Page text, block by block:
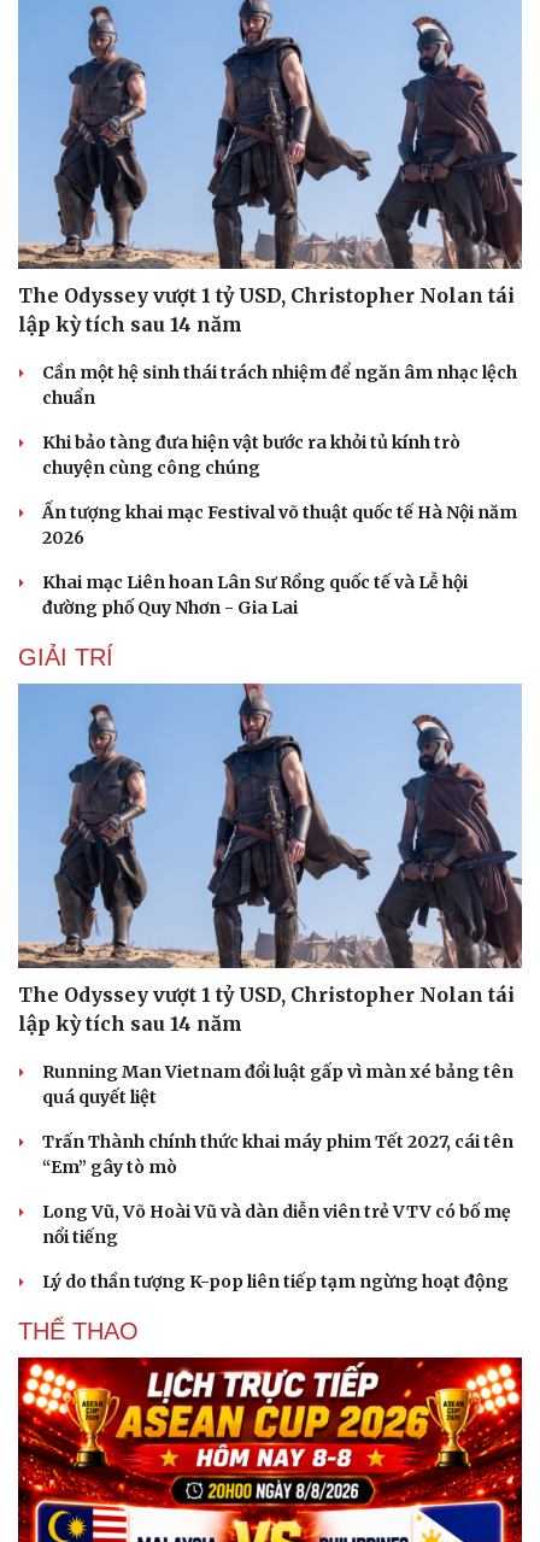
Săn Tour
check-in
Câu chuyện thời sự
Đọc truyện đêm khuya
Cửa sổ tình yêu
Kể chuyện cho bé
Hạt giống tâm hồn
The Odyssey vượt 1 tỷ USD, Christopher Nolan tái
lập kỳ tích sau 14 năm
Cần một hệ sinh thái trách nhiệm để ngăn âm nhạc lệch
chuẩn
Khi bảo tàng đưa hiện vật bước ra khỏi tủ kính trò
chuyện cùng công chúng
Ấn tượng khai mạc Festival võ thuật quốc tế Hà Nội năm
2026
Khai mạc Liên hoan Lân Sư Rồng quốc tế và Lễ hội
đường phố Quy Nhơn - Gia Lai
GIẢI TRÍ
The Odyssey vượt 1 tỷ USD, Christopher Nolan tái
lập kỳ tích sau 14 năm
Running Man Vietnam đổi luật gấp vì màn xé bảng tên
quá quyết liệt
Trấn Thành chính thức khai máy phim Tết 2027, cái tên
“Em” gây tò mò
Long Vũ, Võ Hoài Vũ và dàn diễn viên trẻ VTV có bố mẹ
nổi tiếng
Lý do thần tượng K-pop liên tiếp tạm ngừng hoạt động
THỂ THAO